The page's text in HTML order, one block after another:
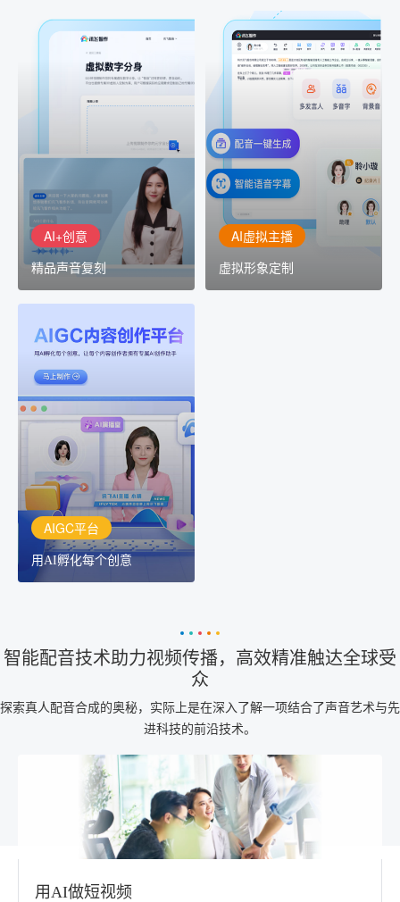
AI+创意
精品声音复刻
AI+创意
精品声音复刻
AI+创意：AIGC 能力集中
展示窗口，体验 AIGC 给
生活和生产带来的改变
AI虚拟主播
虚拟形象定制
讯飞智作：让每一个内容
创作者高效生产灵活定制
AIGC平台
用AI孵化每个创意
AIGC平台
用AI孵化每个创意
讯飞AIGC平台：让每个创
作者都拥有自己的专注AI
创作助手
智能配音技术助力视频传播，高效精准触达全球受
众
探索真人配音合成的奥秘，实际上是在深入了解一项结合了声音艺术与先
进科技的前沿技术。
用AI做短视频